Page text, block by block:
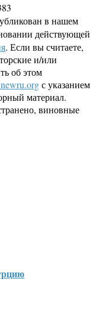
в нашем
действующей
. Если вы считаете,
и/или
об этом
с указанием
материал.
виновные